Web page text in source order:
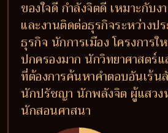
ของใจดี กำลังจิตดี เหมาะกับ
และงานติดต่อธุรกิจระหว่างปร
ธุรกิจ นักการเมือง โครงการ
ปกครองมาก นักวิทยาศาสตร์
ที่ต้องการค้นหาคำตอบอันเร้
นักปรัชญา นักพลังจิต ผู้แสว
นักสอนศาสนา